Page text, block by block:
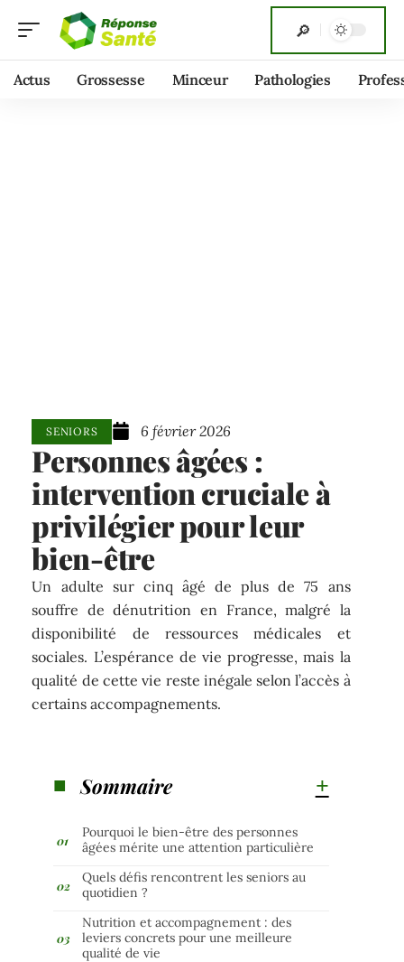
Actus Grossesse Minceur Pathologies
SENIORS 6 février 2026
Personnes âgées :
intervention cruciale à
privilégier pour leur
bien-être
Un adulte sur cinq âgé de plus de 75 ans
souffre de dénutrition en France, malgré la
disponibilité de ressources médicales et
sociales. L’espérance de vie progresse, mais la
qualité de cette vie reste inégale selon l’accès à
certains accompagnements.
Sommaire
Pourquoi le bien-être des personnes
âgées mérite une attention particulière
Quels défis rencontrent les seniors au
quotidien ?
Nutrition et accompagnement : des
leviers concrets pour une meilleure
qualité de vie